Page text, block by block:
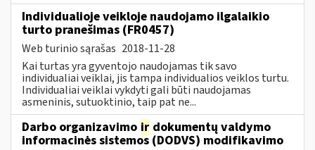
Individualioje veikloje naudojamo ilgalaikio
turto pranešimas (FR0457)
Web turinio sąrašas 2018-11-28
Kai turtas yra gyventojo naudojamas tik savo
individualiai veiklai, jis tampa individualios veiklos turtu.
Individualiai veiklai vykdyti gali būti naudojamas
asmeninis, sutuoktinio, taip pat ne...
Darbo organizavimo ir dokumentų valdymo
informacinės sistemos (DODVS) modifikavimo